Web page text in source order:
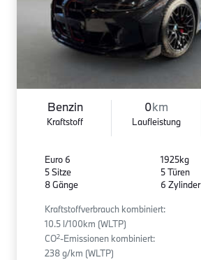
Benzin
Kraftstoff
0km
Laufleistung
Euro 6
5 Sitze
8 Gänge
1925kg
5 Türen
6 Zylinder
Kraftstoffverbrauch kombiniert:
10.5 l/100km (WLTP)
CO2-Emissionen kombiniert:
238 g/km (WLTP)